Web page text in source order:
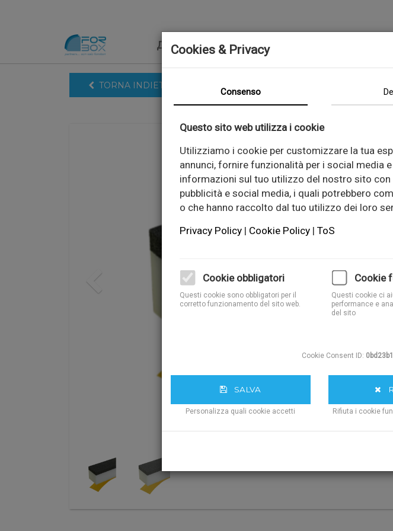
ДОМ ПРОДУКТИ
TORNA INDIETRO
Previous
Cookies & Privacy
Consenso
Questo sito web utilizza i cookie
Utilizziamo i cookie per customizzare la tua
annunci, fornire funzionalità per i social media
informazioni sul tuo utilizzo del nostro sito
pubblicità e social media, i quali potrebbero
o che hanno raccolto dal tuo utilizzo dei loro
Privacy Policy | Cookie Policy | ToS
Cookie obbligatori
Questi cookie sono obbligatori per il
corretto funzionamento del sito web.
Cookie
Questi cookie ci
performance e
del sito
Cookie Consent ID:
SALVA
Personalizza quali cookie accetti Rifiuta i cookie